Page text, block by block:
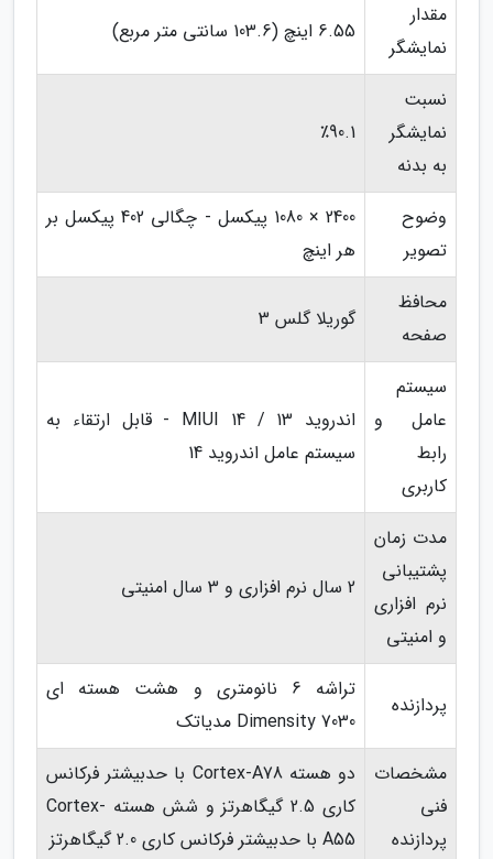
مقدار
نمایشگر
6.55 اینچ (103.6 سانتی متر مربع)
نسبت
نمایشگر
به بدنه
٪90.1
وضوح
تصویر
2400 × 1080 پیکسل - چگالی 402 پیکسل بر
هر اینچ
محافظ
صفحه
گوریلا گلس 3
سیستم
عامل و
رابط
کاربری
اندروید 13 / MIUI 14 - قابل ارتقاء به
سیستم عامل اندروید 14
مدت زمان
پشتیبانی
نرم افزاری
و امنیتی
2 سال نرم افزاری و 3 سال امنیتی
پردازنده
تراشه 6 نانومتری و هشت هسته ای
Dimensity 7030 مدیاتک
مشخصات
فنی
پردازنده
دو هسته Cortex-A78 با حدبیشتر فرکانس
کاری 2.5 گیگاهرتز و شش هسته Cortex-
A55 با حدبیشتر فرکانس کاری 2.0 گیگاهرتز